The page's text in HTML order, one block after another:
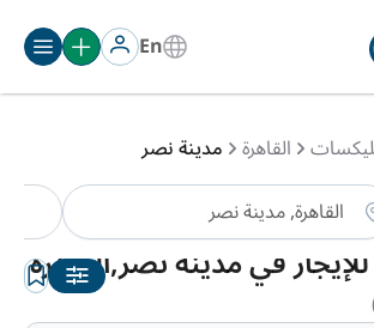
En
القاهرة مدينة نصر
في مدينة نصر,القاهرة